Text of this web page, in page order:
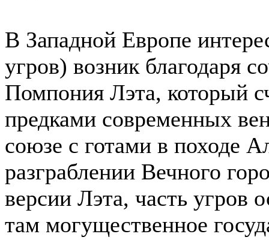
В Западной Европе
угров) возник благодаря
Помпония Лэта, который
предками современных
союзе с готами в походе
разграблении Вечного
версии Лэта, часть угров
там могущественное